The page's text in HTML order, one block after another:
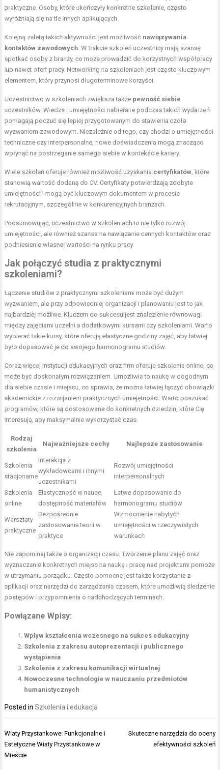
praktyczne. Osoby, które ukończyły konkretne szkolenie, często
wyróżniają się na tle innych aplikujących.
Kolejną zaletą takich aktywności jest możliwość nawiązywania
kontaktów zawodowych. W trakcie szkoleń uczestnicy mają szansę
spotkać osoby z branży, co może prowadzić do korzystnych współpracy
lub nawet ofert pracy. Networking na szkoleniach jest często kluczowym
elementem, który przynosi długoterminowe korzyści.
Uczestnictwo w szkoleniach zwiększa także pewność siebie
uczestników. Wiedza i umiejętności nabierane podczas takich wydarzeń
pomagają poczuć się lepiej przygotowanym do stawienia czoła
wyzwaniom zawodowym. Niezależnie od tego, czy chodzi o umiejętności
techniczne czy interpersonalne, nowe doświadczenia mogą znacząco
wpłynąć na postrzeganie samego siebie w kontekście kariery.
Wiele szkoleń oferuje również możliwość uzyskania certyfikatów, które
stanowią wartość dodaną do CV. Certyfikaty potwierdzają zdobyte
umiejętności i mogą być kluczowym dokumentem w procesie
rekrutacyjnym, szczególnie w konkurencyjnych branżach.
Podsumowując, uczestnictwo w szkoleniach to nie tylko rozwój
umiejętności, ale również szansa na nawiązanie cennych kontaktów oraz
podniesienie własnej wartości na rynku pracy.
Jak połączyć studia z praktycznymi
szkoleniami?
Łączenie studiów z praktycznymi szkoleniami może być dużym
wyzwaniem, ale przy odpowiedniej organizacji i planowaniu jest to jak
najbardziej możliwe. Kluczem do sukcesu jest znalezienie równowagi
między zajęciami uczelni a dodatkowymi kursami czy szkoleniami. Warto
wybierać takie kursy, które oferują elastyczne godziny zajęć, aby łatwiej
było dopasować je do swojego harmonogramu studiów.
Coraz więcej instytucji edukacyjnych oraz firm oferuje szkolenia online, co
może być doskonałym rozwiązaniem. Umożliwia to naukę w dogodnym
dla siebie czasie i miejscu, co sprawia, że można łatwiej łączyć obowiązki
akademickie z rozwijaniem praktycznych umiejętności. Warto poszukać
programów, które są dostosowane do konkretnych dziedzin, które Cię
interesują, aby maksymalnie wykorzystać czas.
Rodzaj
szkolenia
Najważniejsze cechy Najlepsze zastosowanie
Szkolenia
stacjonarne
Interakcja z
wykładowcami i innymi
uczestnikami
Rozwój umiejętności
interpersonalnych
Szkolenia
online
Elastyczność w nauce,
dostępność materiałów
Łatwe dopasowanie do
harmonogramu studiów
Warsztaty
praktyczne
Bezpośrednie
zastosowanie teorii w
praktyce
Wzmocnienie nabytych
umiejętności w rzeczywistych
warunkach
Nie zapominaj także o organizacji czasu. Tworzenie planu zajęć oraz
wyznaczanie konkretnych miejsc na naukę i pracę nad projektami pomoże
w utrzymaniu porządku. Często pomocne jest także korzystanie z
aplikacji oraz narzędzi do zarządzania czasem, które umożliwią śledzenie
postępów i przypomnienia o nadchodzących terminach.
Powiązane Wpisy:
Wpływ kształcenia wczesnego na sukces edukacyjny
Szkolenia z zakresu autoprezentacji i publicznego
wystąpienia
Szkolenia z zakresu komunikacji wirtualnej
Nowoczesne technologie w nauczaniu przedmiotów
humanistycznych
Posted inSzkolenia i edukacja
Nawigacja
wpisu
Wiaty Przystankowe: Funkcjonalne i
Estetyczne Wiaty Przystankowe w
Mieście
Skuteczne narzędzia do oceny
efektywności szkoleń